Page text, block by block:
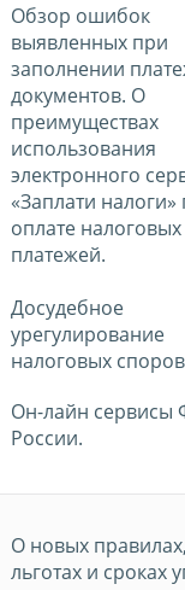
Обзор ошибок
выявленных при
заполнении
документов. О
преимуществах
использования
электронного
«Заплати налоги»
оплате налоговых
платежей.
Досудебное
урегулирование
налоговых
Он-лайн сервисы
России.
О новых
льготах и сроках